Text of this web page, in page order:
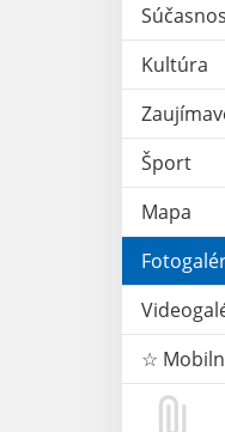
Kultúra
Šport
Mapa
☆